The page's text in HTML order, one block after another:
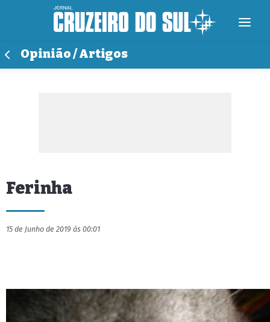
Opinião / Artigos
Ferinha
15 de Junho de 2019 às 00:01